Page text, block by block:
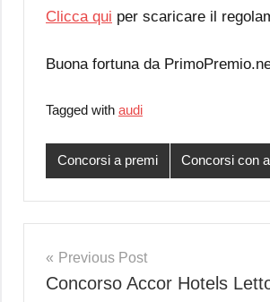
Clicca qui per scaricare il
Buona fortuna da
Tagged with audi
Concorsi a premi Concorsi con
Post
navigation
Previous Post
Concorso Accor Hotels